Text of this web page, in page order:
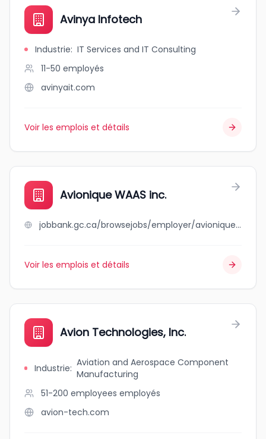
Avinya Infotech
Industrie: IT Services and IT Consulting
11-50 employés
avinyait.com
Voir les emplois et détails
Avionique WAAS inc.
jobbank.gc.ca/browsejobs/employer/avionique+waas+inc./ca
Voir les emplois et détails
Avion Technologies, Inc.
Industrie: Aviation and Aerospace Component
Manufacturing
51-200 employees employés
avion-tech.com